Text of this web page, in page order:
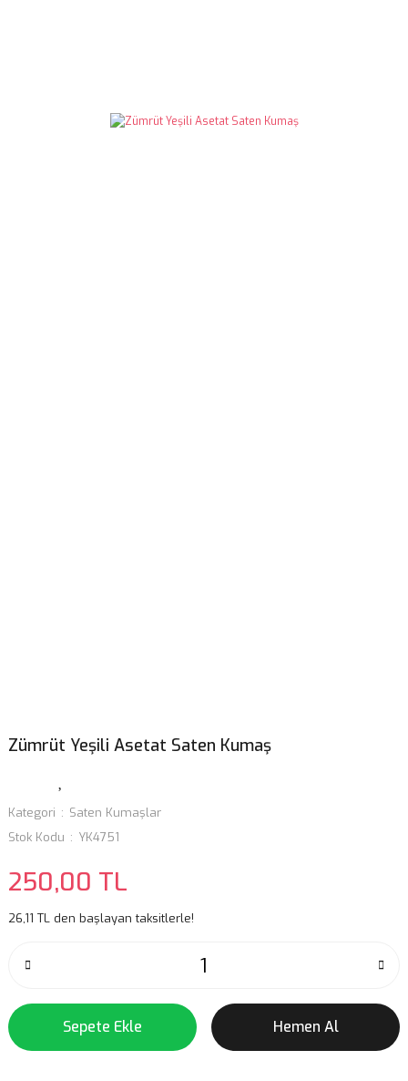
Zümrüt Yeşili Asetat Saten Kumaş
Kategori
Saten Kumaşlar
Stok Kodu
YK4751
250,00 TL
26,11 TL den başlayan taksitlerle!
Sepete Ekle Hemen Al